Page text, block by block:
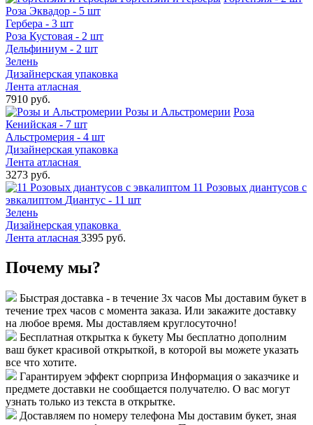
Роза Эквадор - 5 шт
Гербера - 3 шт
Роза Кустовая - 2 шт
Дельфиниум - 2 шт
Зелень
Дизайнерская упаковка
Лента атласная
7910 руб.
Розы и Альстромерии Роза
Кенийская - 7 шт
Альстромерия - 4 шт
Дизайнерская упаковка
Лента атласная
3273 руб.
11 Розовых диантусов с
эвкалиптом Диантус - 11 шт
Зелень
Дизайнерская упаковка
Лента атласная 3395 руб.
Почему мы?
Быстрая доставка - в течение 3х часов Мы доставим букет в
течение трех часов с момента заказа. Или закажите доставку
на любое время. Мы доставляем круглосуточно!
Бесплатная открытка к букету Мы бесплатно дополним
ваш букет красивой открыткой, в которой вы можете указать
все что хотите.
Гарантируем эффект сюрприза Информация о заказчике и
предмете доставки не сообщается получателю. О вас могут
узнать только из текста в открытке.
Доставляем по номеру телефона Мы доставим букет, зная